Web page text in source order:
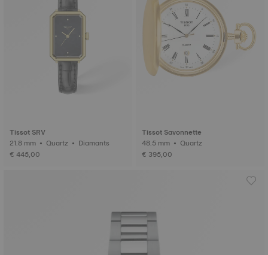
Tissot SRV
21.8 mm • Quartz • Diamants
€ 445,00
Tissot Savonnette
48.5 mm • Quartz
€ 395,00